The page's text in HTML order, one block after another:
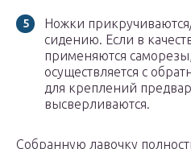
Ножки
сидению. Если в
применяются
осуществляется с
для креплений
высверливаются.
Собранную лавочку